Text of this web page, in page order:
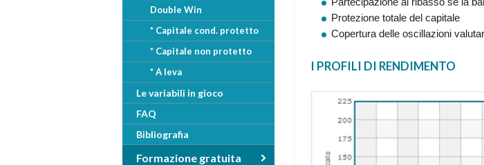
Protezione totale del capitale
Copertura delle oscillazioni
I PROFILI DI RENDIMENTO
Double Win
* Capitale cond. protetto
* Capitale non protetto
* A leva
Le variabili in gioco
FAQ
Bibliografia
Formazione gratuita